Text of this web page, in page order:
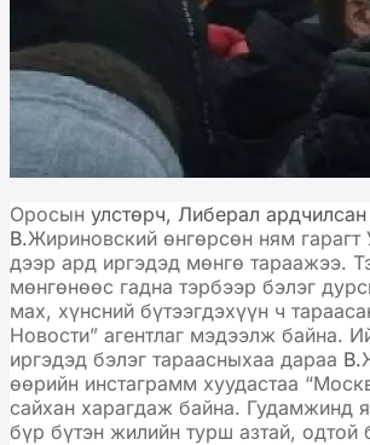
Оросын улстөрч, Либерал
В.Жириновский өнгөрсөн ням гарагт
дээр ард иргэдэд мөнгө тараажээ.
мөнгөнөөс гадна тэрбээр бэлэг
мах, хүнсний бүтээгдэхүүн ч
Новости” агентлаг мэдээлж байна.
иргэдэд бэлэг тараасныхаа дараа В.
өөрийн инстаграмм хуудастаа
сайхан харагдаж байна. Гудамжинд
бүр бүтэн жилийн турш азтай, одтой